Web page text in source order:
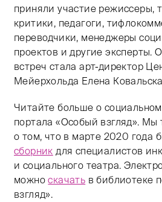
приняли участие режиссеры,
критики, педагоги,
переводчики, менеджеры
проектов и другие эксперты.
встреч стала арт-директор
Мейерхольда Елена
Читайте больше о
портала «Особый взгляд». Мы
о том, что в марте 2020 года
сборник для специалистов
и социального театра.
можноскачать в библиотеке
взгляд».